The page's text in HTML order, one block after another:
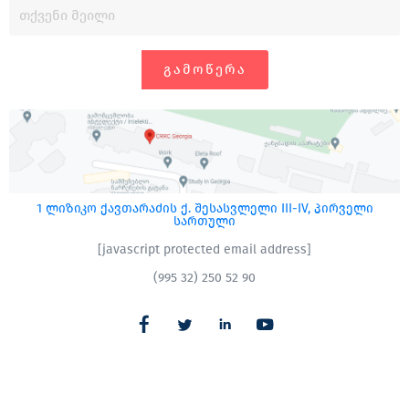
ᲒᲐᲛᲝᲬᲔᲠᲐ
1 ლიზიკო ქავთარაძის ქ. შესასვლელი III-IV, პირველი
სართული
[javascript protected email address]
(995 32) 250 52 90